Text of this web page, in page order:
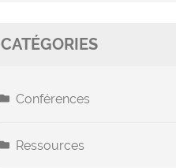
CATÉGORIES
Conférences
Ressources